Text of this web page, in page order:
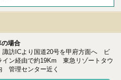
の場合
訪ICより国道20号を甲府方面へ ビ
イン経由で約19Km 東急リゾートタウ
管理センター近く
メールに登録
トのご案内